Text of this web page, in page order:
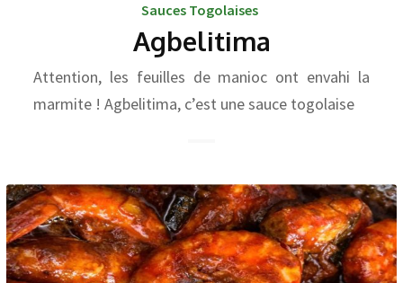
Sauces Togolaises
Agbelitima
Attention, les feuilles de manioc ont envahi la
marmite ! Agbelitima, c’est une sauce togolaise